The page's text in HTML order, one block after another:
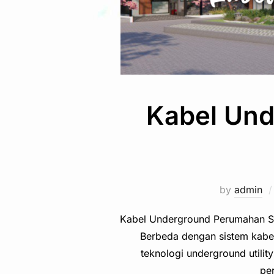
Kabel
by admin
Kabel Underground Perumahan
Berbeda dengan sistem
teknologi underground